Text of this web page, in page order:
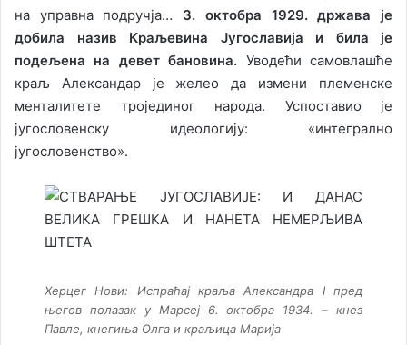
на управна подручја… 3. октобра 1929. држава је
добила назив Краљевина Југославија и била је
подељена на девет бановина. Уводећи самовлашће
краљ Александар је желео да измени племенске
менталитете тројединог народа. Успоставио је
југословенску идеологију: «интегрално
југословенство».
Херцег Нови: Испраћај краља Александра I пред
његов полазак у Марсеј 6. октобра 1934. – кнез
Павле, кнегиња Олга и краљица Маријa